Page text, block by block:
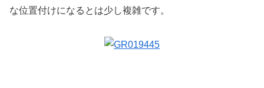
な位置付けになるとは少し複雑です。